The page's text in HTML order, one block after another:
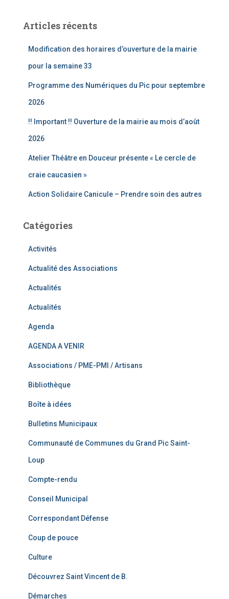
rArticles récents
Modification des horaires d’ouverture de la mairie
pour la semaine 33
Programme des Numériques du Pic pour septembre
2026
!! Important !! Ouverture de la mairie au mois d’août
2026
Atelier Théâtre en Douceur présente « Le cercle de
craie caucasien »
Action Solidaire Canicule – Prendre soin des autres
Catégories
Activités
Actualité des Associations
Actualités
Actualités
Agenda
AGENDA A VENIR
Associations / PME-PMI / Artisans
Bibliothèque
Boîte à idées
Bulletins Municipaux
Communauté de Communes du Grand Pic Saint-
Loup
Compte-rendu
Conseil Municipal
Correspondant Défense
Coup de pouce
Culture
Découvrez Saint Vincent de B.
Démarches